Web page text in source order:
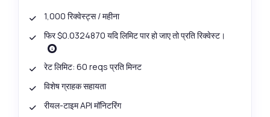
1,000 रिक्वेस्ट्स / महीना
फिर $0.0324870 यदि लिमिट पार हो जाए तो प्रति रिक्वेस्ट।
रेट लिमिट: 60 reqs प्रति मिनट
विशेष ग्राहक सहायता
रीयल-टाइम API मॉनिटरिंग